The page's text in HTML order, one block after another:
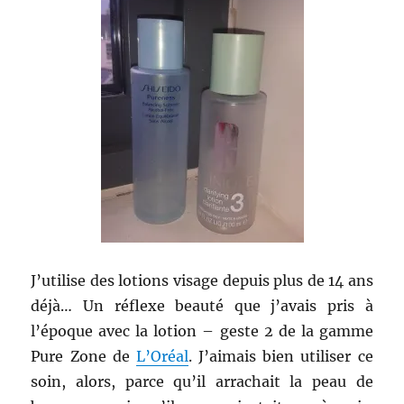
J’utilise des lotions visage depuis plus de 14 ans
déjà… Un réflexe beauté que j’avais pris à
l’époque avec la lotion – geste 2 de la gamme
Pure Zone de L’Oréal. J’aimais bien utiliser ce
soin, alors, parce qu’il arrachait la peau de